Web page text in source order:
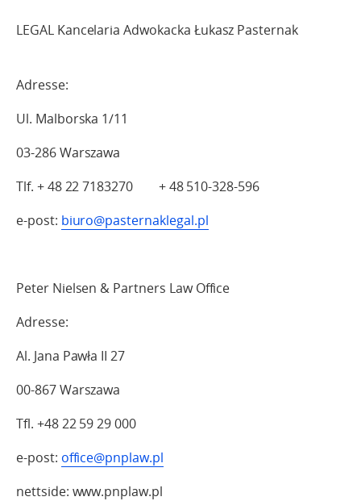
LEGAL Kancelaria Adwokacka Łukasz Pasternak
Adresse:
Ul. Malborska 1/11
03-286 Warszawa
Tlf. + 48 22 7183270 + 48 510-328-596
e-post: biuro@pasternaklegal.pl
Peter Nielsen & Partners Law Office
Adresse:
Al. Jana Pawła II 27
00-867 Warszawa
Tfl. +48 22 59 29 000
e-post: office@pnplaw.pl
nettside: www.pnplaw.pl